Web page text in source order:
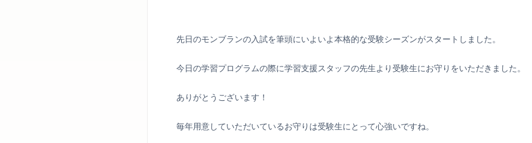
先日のモンブランの入試を筆頭にいよいよ本格的な受験シーズンがスタートしました。
今日の学習プログラムの際に学習支援スタッフの先生より受験生にお守りをいただきました。
ありがとうございます！
毎年用意していただいているお守りは受験生にとって心強いですね。